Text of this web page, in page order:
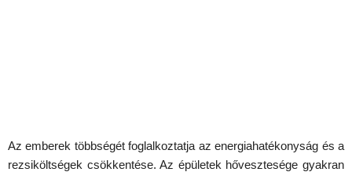
Az emberek többségét foglalkoztatja az energiahatékonyság és a
rezsiköltségek csökkentése. Az épületek hővesztesége gyakran